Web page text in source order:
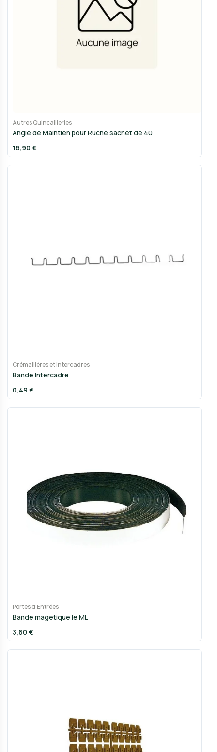
Autres Quincailleries
Angle de Maintien pour Ruche sachet de 40
16,90 €
Crémaillères et Intercadres
Bande Intercadre
0,49 €
Portes d'Entrées
Bande magetique le ML
3,60 €